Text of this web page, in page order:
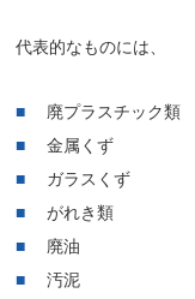
代表的なものには、
廃プラスチック類
金属くず
ガラスくず
がれき類
廃油
汚泥